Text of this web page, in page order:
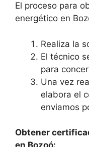
El proceso para
energético en
Realiza la
El técnico
para
Una vez
elabora el
enviamos
Obtener